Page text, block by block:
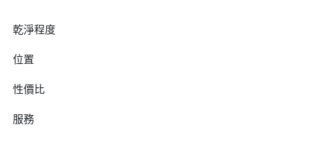
乾淨程度
位置
性價比
服務